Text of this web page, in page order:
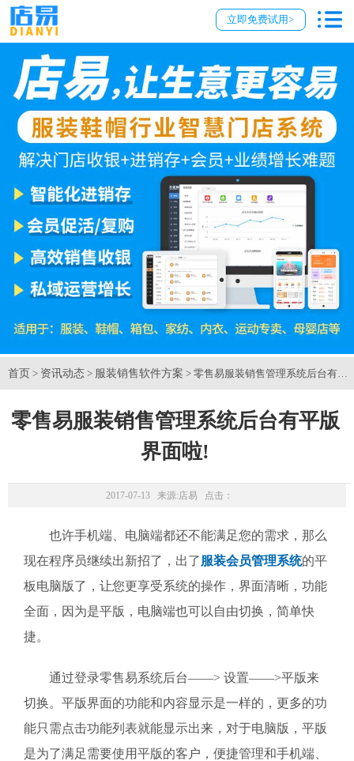
立即免费试用>
首页 > 资讯动态 > 服装销售软件方案 > 零售易服装销售管理系统后台有平
零售易服装销售管理系统后台有平版
界面啦!
2017-07-13 来源:店易 点击：
也许手机端、电脑端都还不能满足您的需求，那么
现在程序员继续出新招了，出了服装会员管理系统的平
板电脑版了，让您更享受系统的操作，界面清晰，功能
全面，因为是平版，电脑端也可以自由切换，简单快
捷。
通过登录零售易系统后台——> 设置——>平版来
切换。平版界面的功能和内容显示是一样的，更多的功
能只需点击功能列表就能显示出来，对于电脑版，平版
是为了满足需要使用平版的客户，便捷管理和手机端、